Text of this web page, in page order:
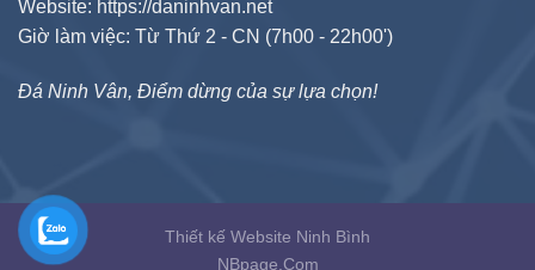
Website: https://daninhvan.net
Giờ làm việc: Từ Thứ 2 - CN (7h00 - 22h00')
Đá Ninh Vân, Điểm dừng của sự lựa chọn!
Thiết kế Website Ninh Bình
NBpage.Com